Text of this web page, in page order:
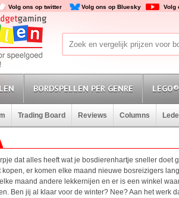
Volg ons op twitter Volg ons op Bluesky Volg
BORDSPELLEN PER GENRE LEGO®
Trading Board Reviews Columns
dat alles heeft wat je bosdierenhartje sneller doet
er komen elke maand nieuwe bosreizigers
maand andere lekkernijen en er is een winkel
Ben jij al klaar voor de winter? Nee? Aan het werk